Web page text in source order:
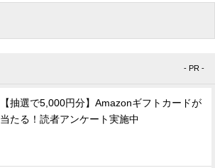
- PR -
【抽選で5,000円分】Amazonギフトカードが
当たる！読者アンケート実施中